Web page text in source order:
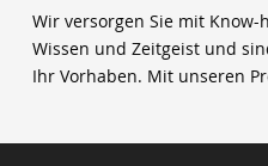
Wir versorgen Sie mit
Wissen und Zeitgeist und
Ihr Vorhaben. Mit unseren